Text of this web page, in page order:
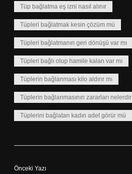
Tüp bağlatma eş izni nasıl alınır
Tüpleri bağlatmak kesin çözüm mü
Tüpleri bağlatmanın geri dönüşü var mı
Tüpleri bağlı olup hamile kalan var mı
Tüplerin bağlanması kilo aldırır mı
Tüplerin bağlanmasının zararları nelerdir
Tüplerini bağlatan kadın adet görür mü
Önceki Yazı